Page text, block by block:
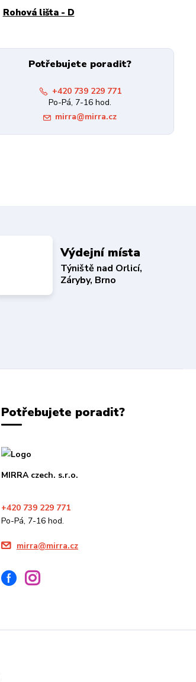
Rohová lišta - D
Potřebujete poradit?
+420 739 229 771
Po-Pá, 7-16 hod.
mirra@mirra.cz
Výdejní místa
Týniště nad Orlicí,
Záryby, Brno
Potřebujete poradit?
MIRRA czech. s.r.o.
+420 739 229 771
Po-Pá, 7-16 hod.
mirra@mirra.cz